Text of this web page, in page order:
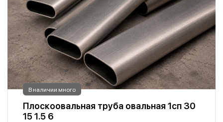
В наличии много
Плоскоовальная труба овальная 1сп 30
15 1.5 6